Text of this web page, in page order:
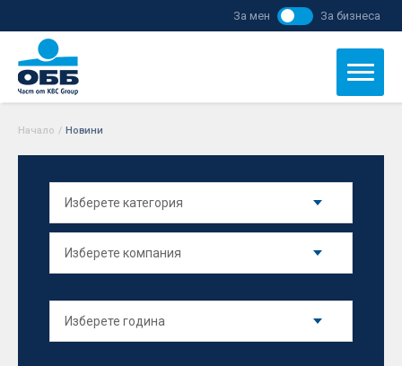
За мен За бизнеса
Начало / Новини